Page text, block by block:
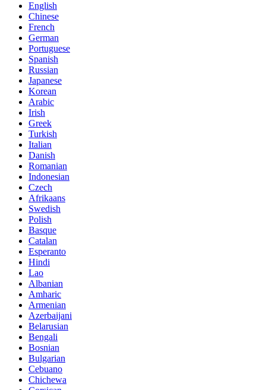
English
Chinese
French
German
Portuguese
Spanish
Russian
Japanese
Korean
Arabic
Irish
Greek
Turkish
Italian
Danish
Romanian
Indonesian
Czech
Afrikaans
Swedish
Polish
Basque
Catalan
Esperanto
Hindi
Lao
Albanian
Amharic
Armenian
Azerbaijani
Belarusian
Bengali
Bosnian
Bulgarian
Cebuano
Chichewa